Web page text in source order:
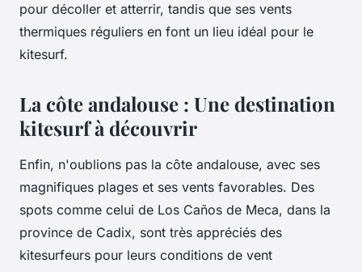
pour décoller et atterrir, tandis que ses vents
thermiques réguliers en font un lieu idéal pour le
kitesurf.
La côte andalouse : Une destination
kitesurf à découvrir
Enfin, n'oublions pas la côte andalouse, avec ses
magnifiques plages et ses vents favorables. Des
spots comme celui de Los Caños de Meca, dans la
province de Cadix, sont très appréciés des
kitesurfeurs pour leurs conditions de vent